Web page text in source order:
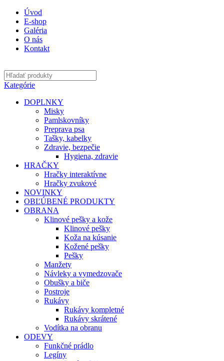
Úvod
E-shop
Galéria
O nás
Kontakt
Kategórie
DOPLNKY
Misky
Pamlskovníky
Preprava psa
Tašky, kabelky
Zdravie, bezpečie
Hygiena, zdravie
HRAČKY
Hračky interaktívne
Hračky zvukové
NOVINKY
OBĽÚBENÉ PRODUKTY
OBRANA
Klinové pešky a kože
Klinové pešky
Koža na kúsanie
Kožené pešky
Pešky
Manžety
Návleky a vymedzovače
Obušky a biče
Postroje
Rukávy
Rukávy kompletné
Rukávy skrátené
Vodítka na obranu
ODEVY
Funkčné prádlo
Legíny